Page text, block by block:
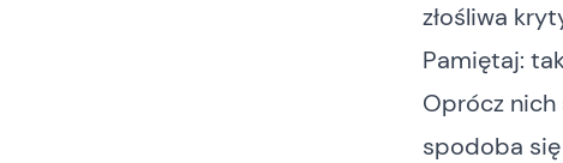
złośliwa
Pamiętaj:
Oprócz
spodoba